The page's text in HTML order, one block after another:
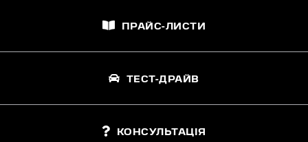
ПРАЙС-ЛИСТИ
ТЕСТ-ДРАЙВ
КОНСУЛЬТАЦІЯ